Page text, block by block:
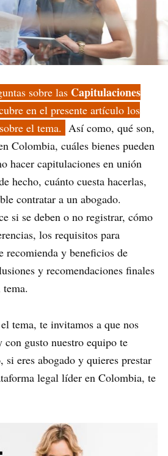
sobre las Capitulaciones
en el presente artículo los
el tema. Así como, qué son,
Colombia, cuáles bienes pueden
hacer capitulaciones en unión
hecho, cuánto cuesta hacerlas,
contratar a un abogado.
si se deben o no registrar, cómo
los requisitos para
recomienda y beneficios de
y recomendaciones finales
tema, te invitamos a que nos
con gusto nuestro equipo te
si eres abogado y quieres prestar
legal líder en Colombia, te